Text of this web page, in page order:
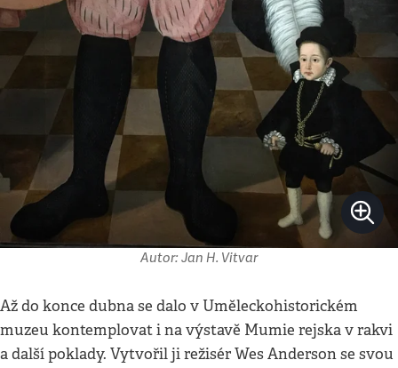
Autor: Jan H. Vitvar
Až do konce dubna se dalo v Uměleckohistorickém
muzeu kontemplovat i na výstavě Mumie rejska v rakvi
a další poklady. Vytvořil ji režisér Wes Anderson se svou